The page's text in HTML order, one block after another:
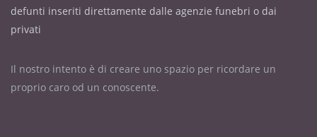
defunti inseriti direttamente dalle agenzie funebri o dai
privati
Il nostro intento è di creare uno spazio per ricordare un
proprio caro od un conoscente.